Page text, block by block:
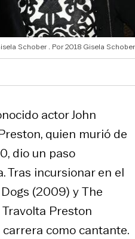
Schober 2018 Gisela Schober
actor John
quien murió de
dio un paso
Tras incursionar en el
(2009) yThe
Preston
como cantante.